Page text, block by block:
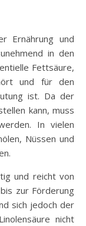
in den
Fettsäure,
und für den
ist. Da der
kann, muss
In vielen
Nüssen und
und reicht von
zur Förderung
sich jedoch der
nicht